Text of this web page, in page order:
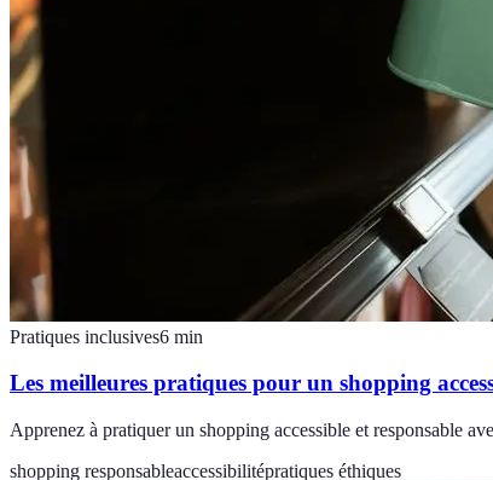
Pratiques inclusives6 min
Les meilleures pratiques pour un shopping
Apprenez à pratiquer un shopping accessible et responsable
shopping responsableaccessibilitépratiques éthiques